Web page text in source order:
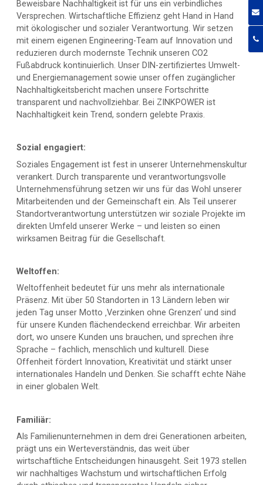
Beweisbare Nachhaltigkeit ist für uns ein verbindliches
Versprechen. Wirtschaftliche Effizienz geht Hand in Hand
mit ökologischer und sozialer Verantwortung. Wir setzen
mit einem eigenen Engineering-Team auf Innovation und
reduzieren durch modernste Technik unseren CO2
Fußabdruck kontinuierlich. Unser DIN-zertifiziertes Umwelt-
und Energiemanagement sowie unser offen zugänglicher
Nachhaltigkeitsbericht machen unsere Fortschritte
transparent und nachvollziehbar. Bei ZINKPOWER ist
Nachhaltigkeit kein Trend, sondern gelebte Praxis.
Sozial engagiert:
Soziales Engagement ist fest in unserer Unternehmenskultur
verankert. Durch transparente und verantwortungsvolle
Unternehmensführung setzen wir uns für das Wohl unserer
Mitarbeitenden und der Gemeinschaft ein. Als Teil unserer
Standortverantwortung unterstützen wir soziale Projekte im
direkten Umfeld unserer Werke – und leisten so einen
wirksamen Beitrag für die Gesellschaft.
Weltoffen:
Weltoffenheit bedeutet für uns mehr als internationale
Präsenz. Mit über 50 Standorten in 13 Ländern leben wir
jeden Tag unser Motto ‚Verzinken ohne Grenzen‘ und sind
für unsere Kunden flächendeckend erreichbar. Wir arbeiten
dort, wo unsere Kunden uns brauchen, und sprechen ihre
Sprache – fachlich, menschlich und kulturell. Diese
Offenheit fördert Innovation, Kreativität und stärkt unser
internationales Handeln und Denken. Sie schafft echte Nähe
in einer globalen Welt.
Familiär:
Als Familienunternehmen in dem drei Generationen arbeiten,
prägt uns ein Werteverständnis, das weit über
wirtschaftliche Entscheidungen hinausgeht. Seit 1973 stellen
wir nachhaltiges Wachstum und wirtschaftlichen Erfolg